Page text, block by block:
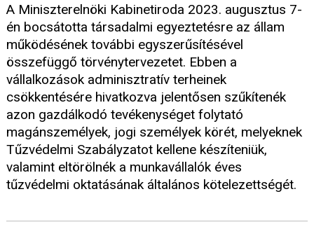
A Miniszterelnöki Kabinetiroda 2023. augusztus 7-
én bocsátotta társadalmi egyeztetésre az állam
működésének további egyszerűsítésével
összefüggő törvénytervezetet. Ebben a
vállalkozások adminisztratív terheinek
csökkentésére hivatkozva jelentősen szűkítenék
azon gazdálkodó tevékenységet folytató
magánszemélyek, jogi személyek körét, melyeknek
Tűzvédelmi Szabályzatot kellene készíteniük,
valamint eltörölnék a munkavállalók éves
tűzvédelmi oktatásának általános kötelezettségét.